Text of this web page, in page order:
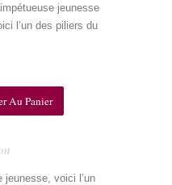
jeunesse
l’un des piliers du
Au Panier
jeunesse, voici l’un